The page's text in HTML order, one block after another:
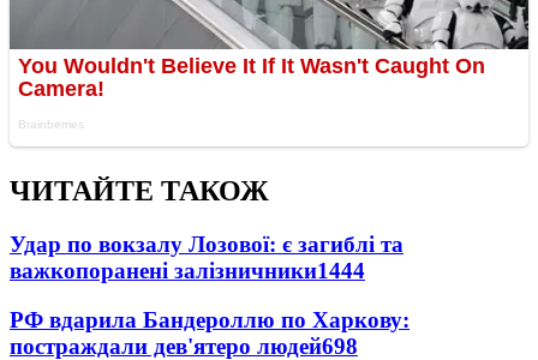
ЧИТАЙТЕ ТАКОЖ
Удар по вокзалу Лозової: є загиблі та
важкопоранені залізничники1444
РФ вдарила Бандероллю по Харкову:
постраждали дев'ятеро людей698